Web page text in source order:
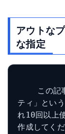
アウトな
な指定
ティ」とい
れ10回以上
作成してくだ